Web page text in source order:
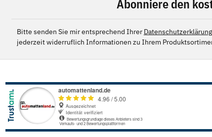
Abonniere den
Bitte senden Sie mir entsprechend Ihrer Datenschutzerklärung
jederzeit widerruflich Informationen zu Ihrem